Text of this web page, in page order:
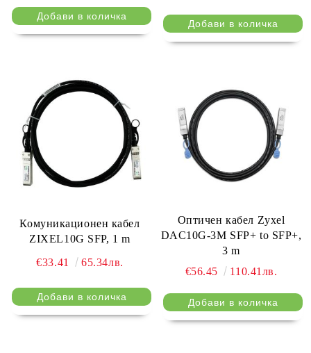
Power Adapter
Комуникационен кабел
ZIXEL10G SFP, 1 m
€33.41 65.34лв.
Оптичен кабел Zyxel
DAC10G-3M SFP+ to SFP+,
3 m
€56.45
110.41лв.